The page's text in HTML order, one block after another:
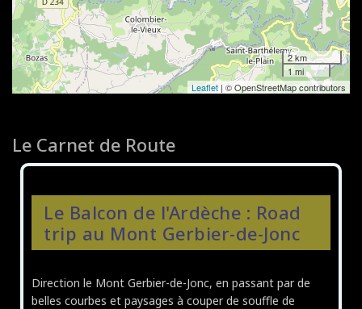
ATELIER DU PHILOSOPHE
Atelier du Philosophe - chambres
d'hôtes
ST VICTOR (07410)
GÎTE LE 1935
Bienvenue au Gîte Le 1935
Voir sur la carte
Fiche complète
LES GÎTES DE BELLEVUE
Bienvenue aux Gîtes de Bellevue
Voir sur la carte
Fiche complète
2 km
1 mi
Leaflet| © OpenStreetMap contributors
Le Carnet de Route
Le Balcon de l'Ardèche : Road
trip au Mont Gerbier-de-Jonc
Direction le Mont Gerbier-de-Jonc, en passant par de
belles courbes et paysages à couper de souffle de